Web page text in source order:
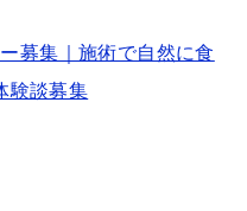
募集｜施術で自然に食
験談募集